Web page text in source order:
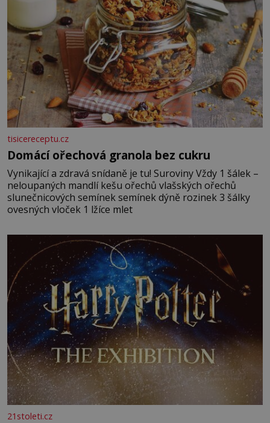
tisicereceptu.cz
Domácí ořechová granola bez cukru
Vynikající a zdravá snídaně je tu! Suroviny Vždy 1 šálek –
neloupaných mandlí kešu ořechů vlašských ořechů
slunečnicových semínek semínek dýně rozinek 3 šálky
ovesných vloček 1 lžíce mlet
21stoleti.cz